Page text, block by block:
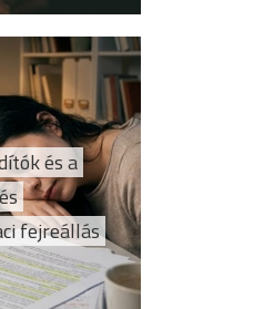
és a
fejreállás